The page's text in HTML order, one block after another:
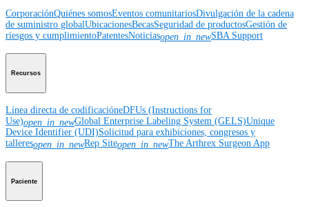
CorporaciónQuiénes somosEventos comunitariosDivulgación de la cadena
de suministro globalUbicacionesBecasSeguridad de productosGestión de
riesgos y cumplimientoPatentesNoticiasopen_in_newSBA Support
Recursos
Línea directa de codificacióneDFUs (Instructions for
Use)open_in_newGlobal Enterprise Labeling System (GELS)Unique
Device Identifier (UDI)Solicitud para exhibiciones, congresos y
talleresopen_in_newRep Siteopen_in_newThe Arthrex Surgeon App
Paciente